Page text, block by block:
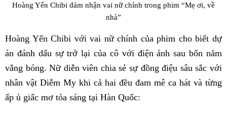
Hoàng Yến Chibi đảm nhận vai nữ chính trong phim “Mẹ ơi, về
nhà”
Hoàng Yến Chibi với vai nữ chính của phim cho biết dự
án đánh dấu sự trở lại của cô với điện ảnh sau bốn năm
vắng bóng. Nữ diễn viên chia sẻ sự đồng điệu sâu sắc với
nhân vật Diễm My khi cả hai đều đam mê ca hát và từng
ấp ủ giấc mơ tỏa sáng tại Hàn Quốc: